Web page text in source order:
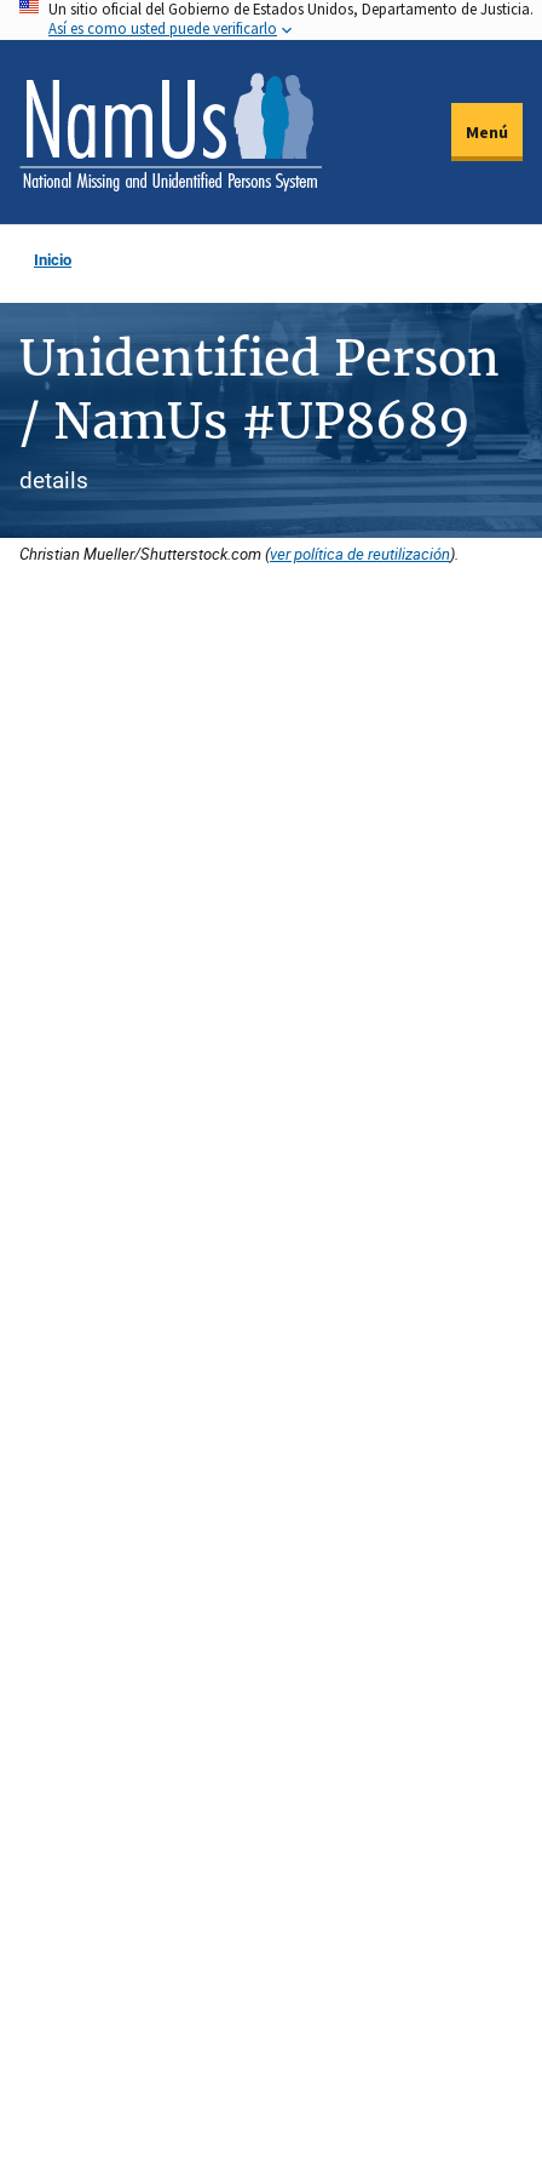
Pasar
al
contenido
principal
Un sitio oficial del Gobierno de Estados Unidos, Departamento de Justicia.
Así es como usted puede verificarlo
Menú
Inicio
Unidentified Person
/ NamUs #UP8689
details
Christian Mueller/Shutterstock.com (ver política de reutilización).